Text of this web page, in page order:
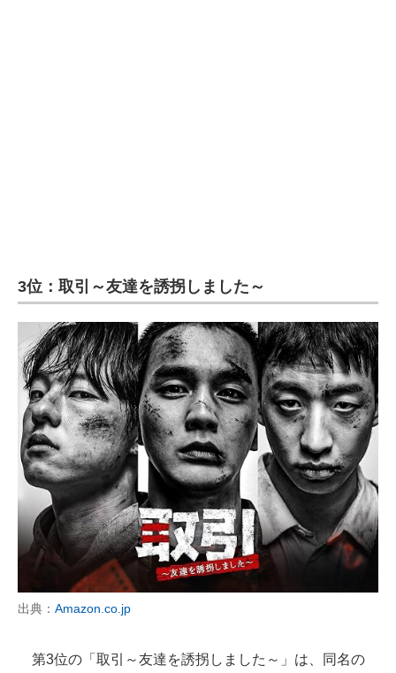
3位：取引～友達を誘拐しました～
出典： Amazon.co.jp
第3位の「取引～友達を誘拐しました～」は、同名の